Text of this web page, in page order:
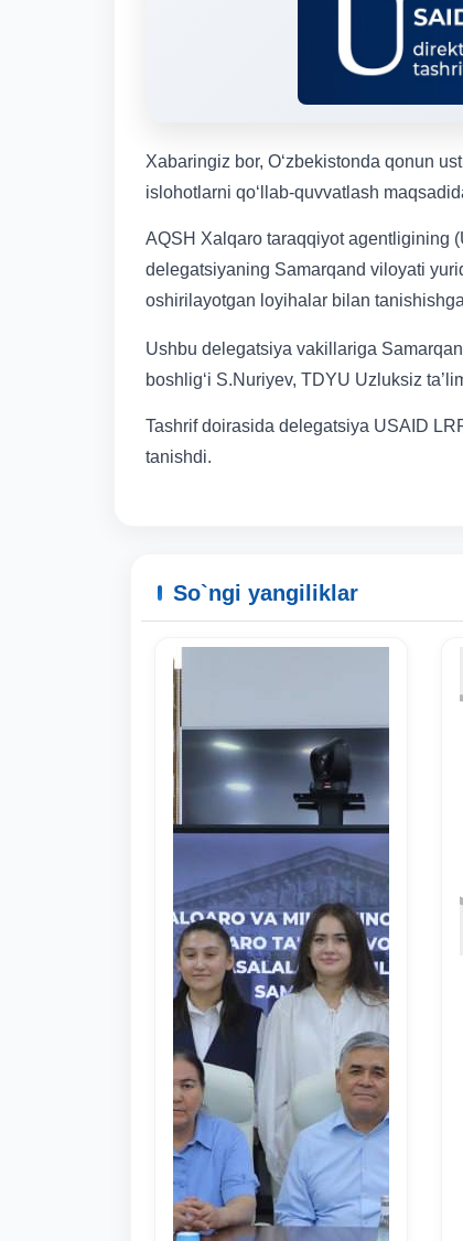
Xabaringiz bor, O‘zbekistonda qonun
islohotlarni qo‘llab-quvvatlash
AQSH Xalqaro taraqqiyot agentligining
delegatsiyaning Samarqand viloyati
oshirilayotgan loyihalar bilan
Ushbu delegatsiya vakillariga
boshlig‘i S.Nuriyev, TDYU Uzluksiz
Tashrif doirasida delegatsiya USAID
tanishdi.
So`ngi yangiliklar